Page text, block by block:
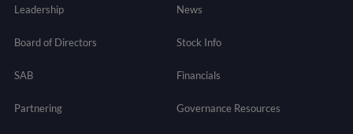
Leadership
Board of Directors
SAB
Partnering
News
Stock Info
Financials
Governance Resources